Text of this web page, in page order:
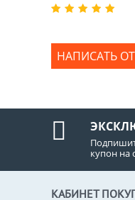
НАПИСАТЬ
купон на
КАБИНЕТ